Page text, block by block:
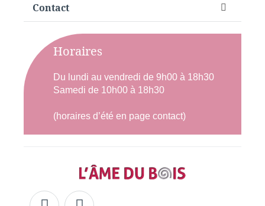
Contact
Horaires
Du lundi au vendredi de 9h00 à 18h30
Samedi de 10h00 à 18h30
(horaires d’été en page contact)